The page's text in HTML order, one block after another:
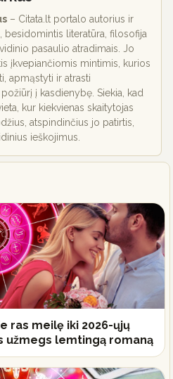
– Citata.lt portalo autorius ir
besidomintis literatūra, filosofija
pasaulio atradimais. Jo
įkvepiančiomis mintimis, kurios
apmąstyti ir atrasti
į kasdienybę. Siekia, kad
kur kiekvienas skaitytojas
atspindinčius jo patirtis,
ieškojimus.
ras meilę iki 2026-ųjų
užmegs lemtingą romaną